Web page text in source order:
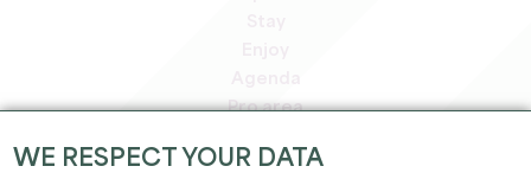
Pro area
Press area
WE RESPECT YOUR DATA